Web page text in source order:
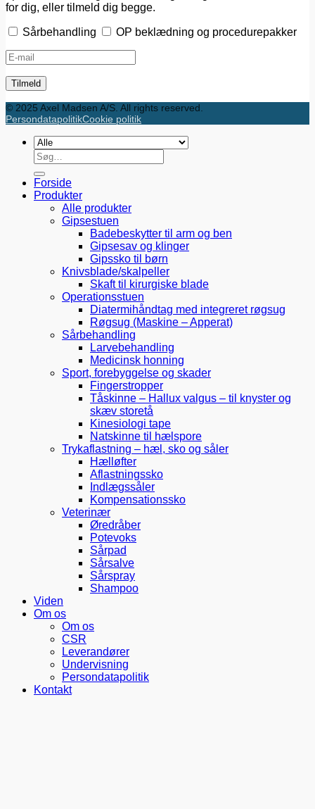
for dig, eller tilmeld dig begge.
Sårbehandling OP beklædning og procedurepakker
© 2025 Axel Madsen A/S. All rights reserved.
PersondatapolitikCookie politik
Søg
efter:
Forside
Produkter
Alle produkter
Gipsestuen
Badebeskytter til arm og ben
Gipsesav og klinger
Gipssko til børn
Knivsblade/skalpeller
Skaft til kirurgiske blade
Operationsstuen
Diatermihåndtag med integreret røgsug
Røgsug (Maskine – Apperat)
Sårbehandling
Larvebehandling
Medicinsk honning
Sport, forebyggelse og skader
Fingerstropper
Tåskinne – Hallux valgus – til knyster og
skæv storetå
Kinesiologi tape
Natskinne til hælspore
Trykaflastning – hæl, sko og såler
Hælløfter
Aflastningssko
Indlægssåler
Kompensationssko
Veterinær
Øredråber
Potevoks
Sårpad
Sårsalve
Sårspray
Shampoo
Viden
Om os
Om os
CSR
Leverandører
Undervisning
Persondatapolitik
Kontakt